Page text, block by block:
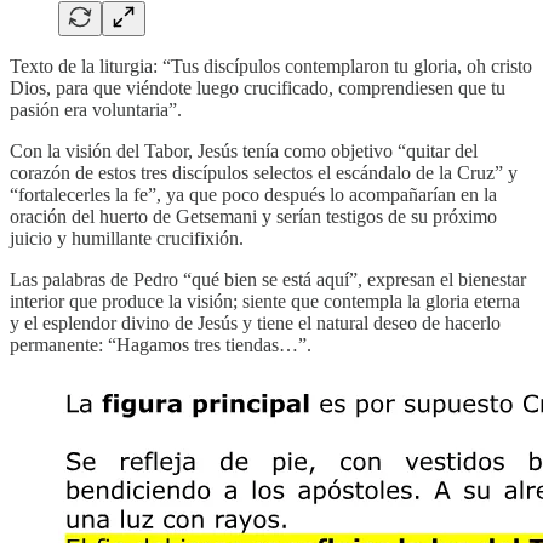
Texto de la liturgia: “Tus discípulos contemplaron tu gloria, oh cristo
Dios, para que viéndote luego crucificado, comprendiesen que tu
pasión era voluntaria”.
Con la visión del Tabor, Jesús tenía como objetivo “quitar del
corazón de estos tres discípulos selectos el escándalo de la Cruz” y
“fortalecerles la fe”, ya que poco después lo acompañarían en la
oración del huerto de Getsemani y serían testigos de su próximo
juicio y humillante crucifixión.
Las palabras de Pedro “qué bien se está aquí”, expresan el bienestar
interior que produce la visión; siente que contempla la gloria eterna
y el esplendor divino de Jesús y tiene el natural deseo de hacerlo
permanente: “Hagamos tres tiendas…”.